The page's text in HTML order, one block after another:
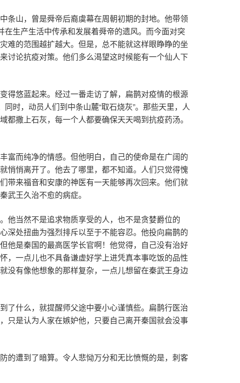
条山，曾是舜帝后裔虞幕在周朝初期的封地。他带领
生产生活中传承和发展着舜帝的遗风。而今面对突
难的范围越扩越大。但是，总不能就这样眼睁睁的坐
讨论抗疫对策。他们多么渴望这时候能有一个仙人下
得悠蓝起来。经过一番走访了解，扁鹊对疫情的根源
时，动员人们到中条山麓“取石烧灰”。那些天里，人
撒上石灰，每一个人都要确保天天喝到抗疫药汤。
富而纯净的情感。但他明白，自己的使命是在广阔的
悄悄离开了。他去了哪里，都不知道。人们只觉得愧
带来福音和安康的神医有一天能够再次回来。他们就
武王久治不愈的病症。
他当然不是追求物质享受的人，也不是贪婪爵位的
深处扭曲为强烈排斥以至于不能容忍。他投向扁鹊的
他是秦国的最高医学长官啊！他觉得，自己没有治好
，一点儿也不具备谦虚好学上进凭真本事吃饭的品性
没有像他想象的那样复杂，一点儿想留在秦武王身边
了什么，就提醒师父途中要小心谨慎些。扁鹊行医治
只是认为人家在嫉妒他，只要自己离开秦国就会没事
的遭到了暗算。令人悲恸万分和无比愤慨的是，刺客